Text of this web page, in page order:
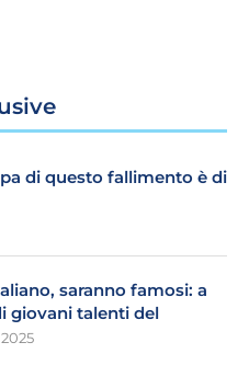
di questo fallimento è di
saranno famosi: a
giovani talenti del